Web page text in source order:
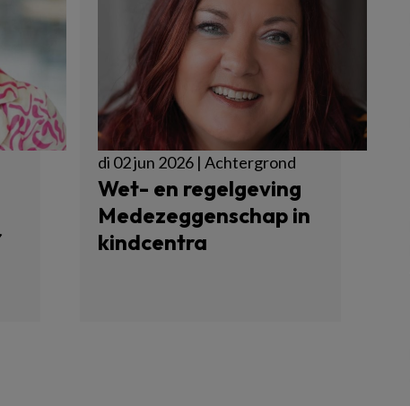
di 02 jun 2026 | Achtergrond
Wet- en regelgeving
Medezeggenschap in
kindcentra